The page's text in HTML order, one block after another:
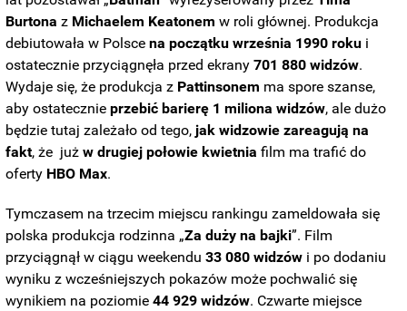
Burtona z Michaelem Keatonem w roli głównej. Produkcja
debiutowała w Polscena początku września 1990 roku i
ostatecznie przyciągnęła przed ekrany 701 880 widzów.
Wydaje się, że produkcja z Pattinsonem ma spore szanse,
aby ostatecznie przebić barierę 1 miliona widzów, ale dużo
będzie tutaj zależało od tego, jak widzowie zareagują na
fakt, że jużw drugiej połowie kwietnia film ma trafić do
oferty HBO Max.
Tymczasem na trzecim miejscu rankingu zameldowała się
polska produkcja rodzinna „Za duży na bajki”. Film
przyciągnął w ciągu weekendu33 080 widzów i po dodaniu
wyniku z wcześniejszych pokazów może pochwalić się
wynikiem na poziomie44 929 widzów. Czwarte miejsce